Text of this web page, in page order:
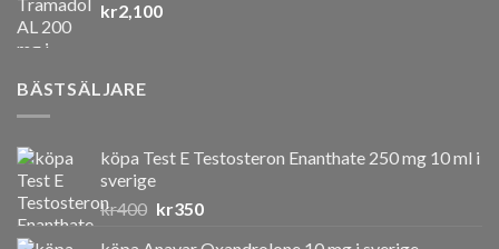
var:
kr2,100
BÄSTSÄLJARE
köpa Test E Testosteron Enanthate 250 mg 10 ml i
sverige
kr400 Det
kr350Det